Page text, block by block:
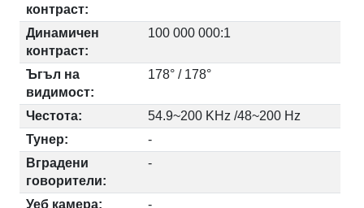
контраст:
Динамичен
контраст:
100 000 000:1
Ъгъл на
видимост:
178° / 178°
Честота:
54.9~200 KHz /48~200 Hz
Тунер:
-
Вградени
говорители:
-
Уеб камера:
-